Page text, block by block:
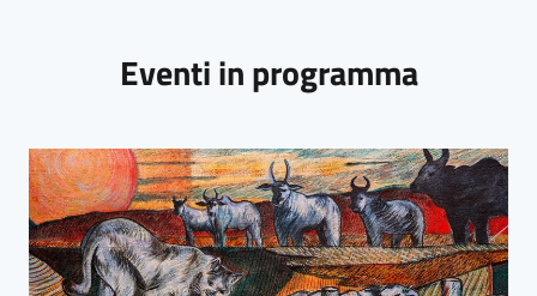
Eventi in programma